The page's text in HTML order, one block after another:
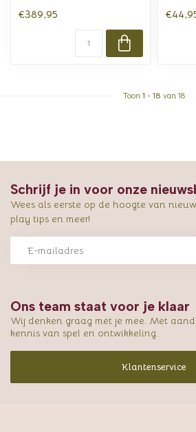
€389,95
Toon 1 - 18 van 18
Ons team staat voor je klaar
Wij denken graag met je mee. Met
kennis van spel en ontwikkeling.
Klantenservice
Schrijf je in voor onze
Wees als eerste op de hoogte van
play tips en meer!